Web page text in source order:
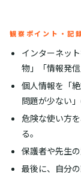
観察ポイント・記
インターネッ
物」「情報発
個人情報を「
問題が少ない
危険な使い方
る。
保護者や先生
最後に、自分